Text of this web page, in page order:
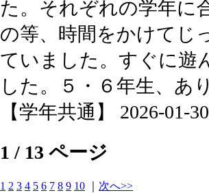
た。それぞれの学年に
の等、時間をかけてじ
ていました。すぐに遊
した。５・６年生、あ
【学年共通】 2026-01-
1 / 13 ページ
1 2 3 4 5 6 7 8 9 10 次へ>>